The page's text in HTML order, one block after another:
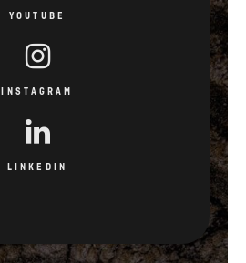
YOUTUBE
INSTAGRAM
LINKEDIN